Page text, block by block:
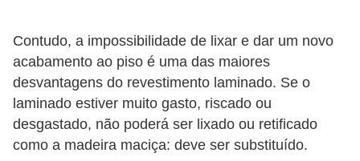
Contudo, a impossibilidade de lixar e dar um novo
acabamento ao piso é uma das maiores
desvantagens do revestimento laminado. Se o
laminado estiver muito gasto, riscado ou
desgastado, não poderá ser lixado ou retificado
como a madeira maciça: deve ser substituído.